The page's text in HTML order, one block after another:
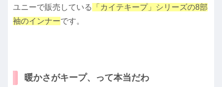
ユニーで販売している
「カイテキープ」シリーズの8部
袖のインナーです。
暖かさがキープ、って本当だわ